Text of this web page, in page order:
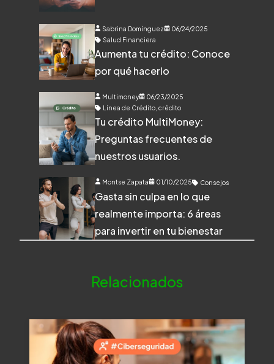
Sabrina Domínguez
06/24/2025
Salud Financiera
Aumenta tu crédito: Conoce
por qué hacerlo
Multimoney
06/23/2025
Línea de Crédito ,crédito
Tu crédito MultiMoney:
Preguntas frecuentes de
nuestros usuarios.
Montse Zapata 01/10/2025 Consejos
Gasta sin culpa en lo que
realmente importa: 6 áreas
para invertir en tu bienestar
Relacionados